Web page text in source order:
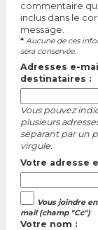
commentaire
inclus dans le
message.
* Aucune de ces
sera conservée.
Adresses e-
destinataires :
Vous pouvez
plusieurs
séparant par un
virgule.
Votre adresse
Vous joindre
mail (champ "Cc")
Votre nom :